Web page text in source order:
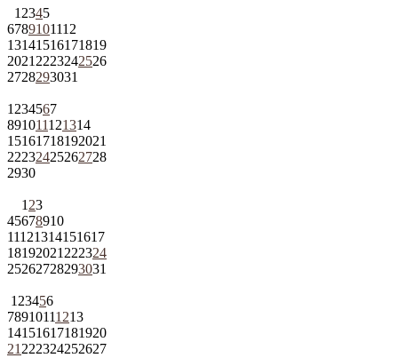
1 2345
6789101112
13141516171819
2021 2223242526
2728293031
1 234567
891011121314
15161718192021
22232425262728
2930
1 23
45678910
11121314151617
18192021 222324
25262728293031
1 23456
78910111213
14151617181920
21 222324252627